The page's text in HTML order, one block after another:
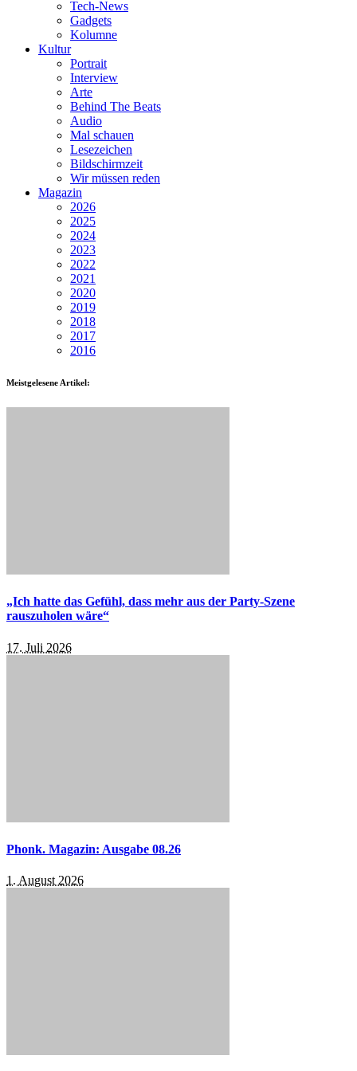
Tech-News
Gadgets
Kolumne
Kultur
Portrait
Interview
Arte
Behind The Beats
Audio
Mal schauen
Lesezeichen
Bildschirmzeit
Wir müssen reden
Magazin
2026
2025
2024
2023
2022
2021
2020
2019
2018
2017
2016
Meistgelesene Artikel:
„Ich hatte das Gefühl, dass mehr aus der Party-Szene
rauszuholen wäre“
17. Juli 2026
Phonk. Magazin: Ausgabe 08.26
1. August 2026